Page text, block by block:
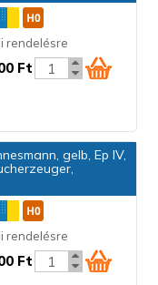
rendelésre
Ft
gelb, Ep IV,
rendelésre
Ft